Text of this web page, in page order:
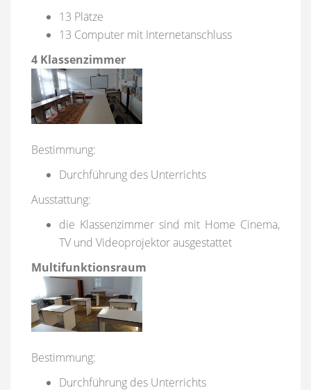
13 Plätze
13 Computer mit Internetanschluss
4 Klassenzimmer
Bestimmung:
Durchführung des Unterrichts
Ausstattung:
die Klassenzimmer sind mit Home Cinema,
TV und Videoprojektor ausgestattet
Multifunktionsraum
Bestimmung:
Durchführung des Unterrichts